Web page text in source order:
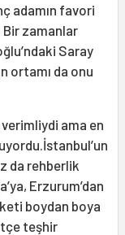
adamın favori
Bir zamanlar
Saray
ortamı da onu
ama en
da rehberlik
Erzurum’dan
boydan boya
teşhir